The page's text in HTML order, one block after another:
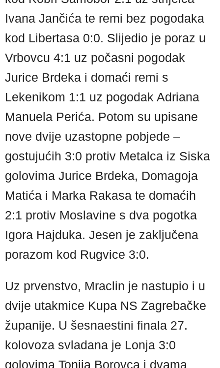
Ivana Jančića te remi bez pogodaka
kod Libertasa 0:0. Slijedio je poraz u
Vrbovcu 4:1 uz počasni pogodak
Jurice Brdeka i domaći remi s
Lekenikom 1:1 uz pogodak Adriana
Manuela Perića. Potom su upisane
nove dvije uzastopne pobjede –
gostujućih 3:0 protiv Metalca iz Siska
golovima Jurice Brdeka, Domagoja
Matića i Marka Rakasa te domaćih
2:1 protiv Moslavine s dva pogotka
Igora Hajduka. Jesen je zaključena
porazom kod Rugvice 3:0.
Uz prvenstvo, Mraclin je nastupio i u
dvije utakmice Kupa NS Zagrebačke
županije. U šesnaestini finala 27.
kolovoza svladana je Lonja 3:0
golovima Tonija Borovca i dvama